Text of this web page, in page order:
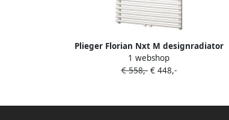
Plieger Florian Nxt M designradiator
enkel horizontaal met
middenaansluiting 1216x500mm 646W
1 webshop
€ 558,-€ 448,-